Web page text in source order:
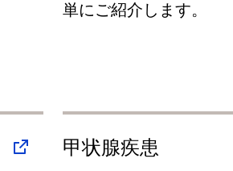
単にご紹介します。
甲状腺疾患